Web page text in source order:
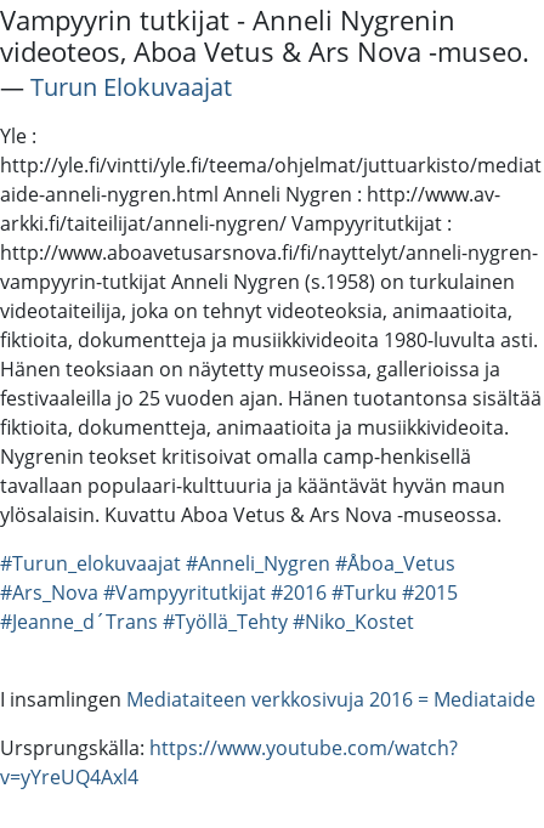
Vampyyrin tutkijat - Anneli Nygrenin
videoteos, Aboa Vetus & Ars Nova -museo.
―Turun Elokuvaajat
Yle :
http://yle.fi/vintti/yle.fi/teema/ohjelmat/juttuarkisto/mediat
aide-anneli-nygren.html Anneli Nygren : http://www.av-
arkki.fi/taiteilijat/anneli-nygren/ Vampyyritutkijat :
http://www.aboavetusarsnova.fi/fi/nayttelyt/anneli-nygren-
vampyyrin-tutkijat Anneli Nygren (s.1958) on turkulainen
videotaiteilija, joka on tehnyt videoteoksia, animaatioita,
fiktioita, dokumentteja ja musiikkivideoita 1980-luvulta asti.
Hänen teoksiaan on näytetty museoissa, gallerioissa ja
festivaaleilla jo 25 vuoden ajan. Hänen tuotantonsa sisältää
fiktioita, dokumentteja, animaatioita ja musiikkivideoita.
Nygrenin teokset kritisoivat omalla camp-henkisellä
tavallaan populaari-kulttuuria ja kääntävät hyvän maun
ylösalaisin. Kuvattu Aboa Vetus & Ars Nova -museossa.
#Turun_elokuvaajat#Anneli_Nygren #Åboa_Vetus
#Ars_Nova #Vampyyritutkijat#2016#Turku #2015
#Jeanne_d´Trans #Työllä_Tehty#Niko_Kostet
I insamlingen Mediataiteen verkkosivuja 2016 = Mediataide
Ursprungskälla: https://www.youtube.com/watch?
v=yYreUQ4Axl4